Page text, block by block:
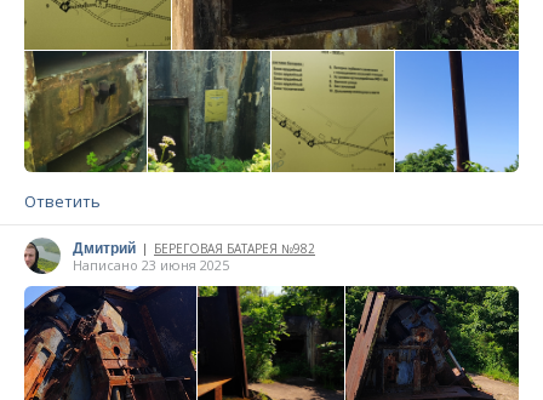
Ответить
Дмитрий | БЕРЕГОВАЯ БАТАРЕЯ №982
Написано 23 июня 2025